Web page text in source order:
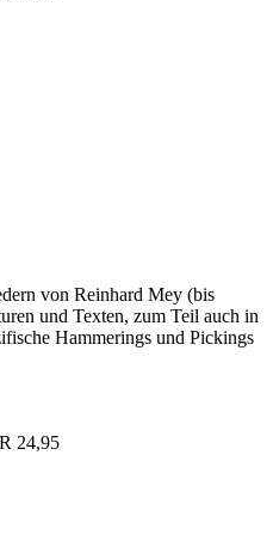
von Reinhard Mey (bis
und Texten, zum Teil auch in
Hammerings und Pickings
24,95